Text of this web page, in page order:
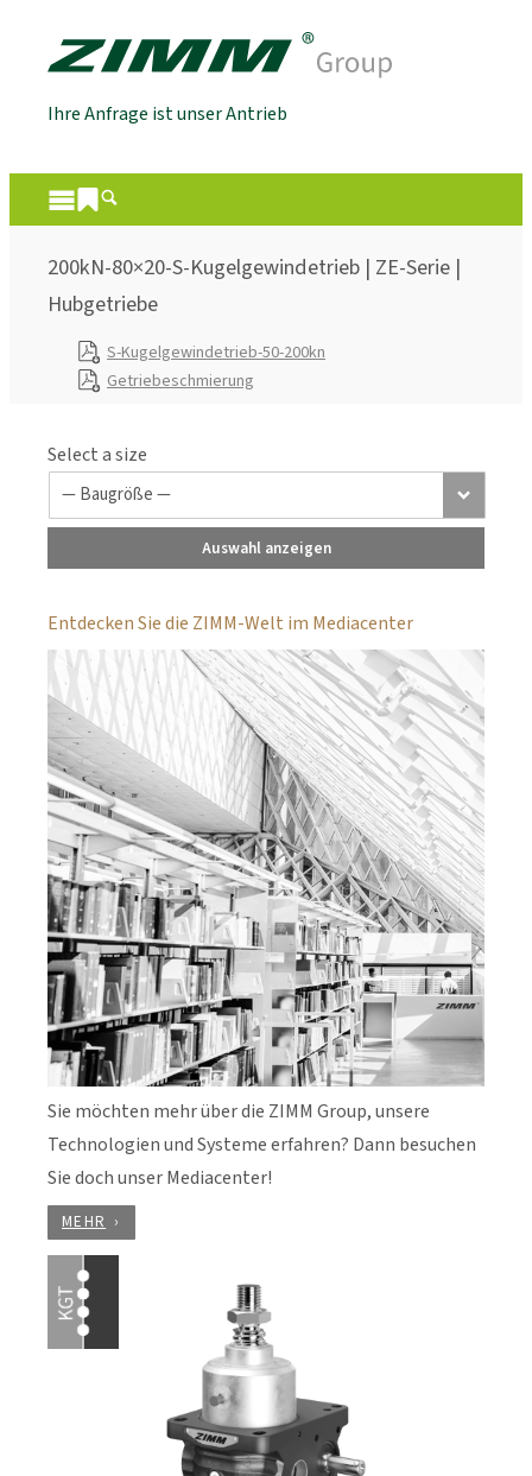
Ihre Anfrage ist unser Antrieb
200kN-80×20-S-Kugelgewindetrieb | ZE-Serie |
Hubgetriebe
S-Kugelgewindetrieb-50-200kn
Getriebeschmierung
Select a size
Auswahl anzeigen
Entdecken Sie die ZIMM-Welt im Mediacenter
Sie möchten mehr über die ZIMM Group, unsere
Technologien und Systeme erfahren? Dann besuchen
Sie doch unser Mediacenter!
MEHR